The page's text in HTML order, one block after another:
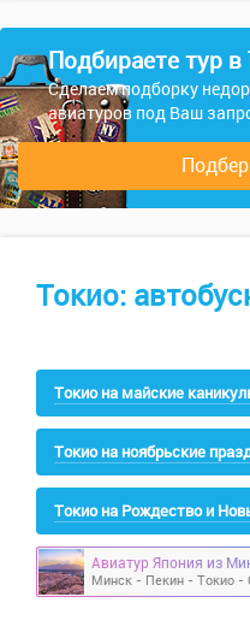
Подбираете тур в
Сделаем подборку
авиатуров под Ваш
Токио:
Токио на майские
Токио на ноябрьские
Токио на Рождество и
Минск - Пекин - Токио